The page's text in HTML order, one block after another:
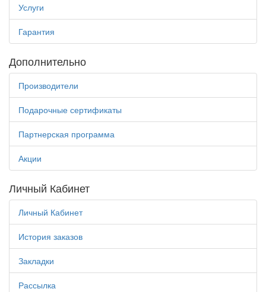
Услуги
Гарантия
Дополнительно
Производители
Подарочные сертификаты
Партнерская программа
Акции
Личный Кабинет
Личный Кабинет
История заказов
Закладки
Рассылка